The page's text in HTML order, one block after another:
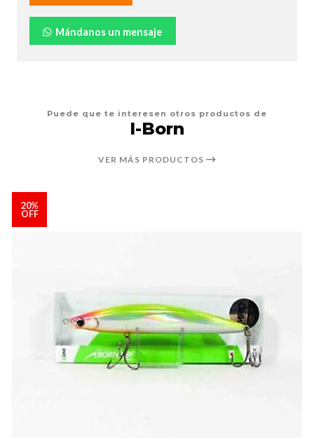
Mándanos un mensaje
Puede que te interesen otros productos de
I-Born
VER MÁS PRODUCTOS
20%
OFF